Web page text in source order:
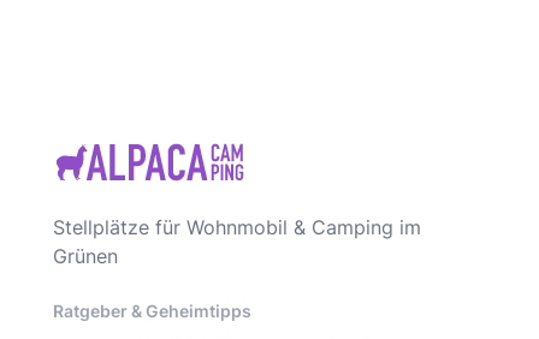
Stellplätze für Wohnmobil & Camping im
Grünen
Ratgeber & Geheimtipps